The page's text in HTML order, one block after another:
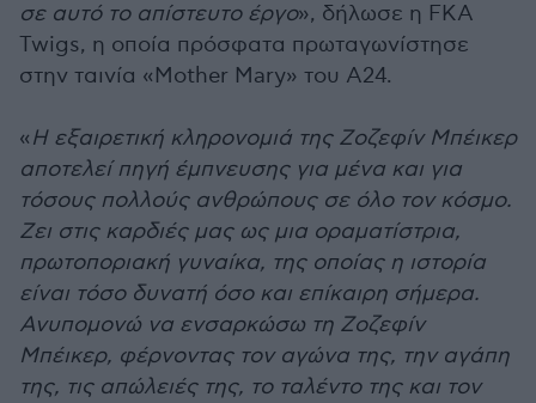
σε αυτό το απίστευτο έργο», δήλωσε η FKA
Twigs, η οποία πρόσφατα πρωταγωνίστησε
στην ταινία «Mother Mary» του A24.
«Η εξαιρετική κληρονομιά της Ζοζεφίν Μπέικερ
αποτελεί πηγή έμπνευσης για μένα και για
τόσους πολλούς ανθρώπους σε όλο τον κόσμο.
Ζει στις καρδιές μας ως μια οραματίστρια,
πρωτοποριακή γυναίκα, της οποίας η ιστορία
είναι τόσο δυνατή όσο και επίκαιρη σήμερα.
Ανυπομονώ να ενσαρκώσω τη Ζοζεφίν
Μπέικερ, φέρνοντας τον αγώνα της, την αγάπη
της, τις απώλειές της, το ταλέντο της και τον